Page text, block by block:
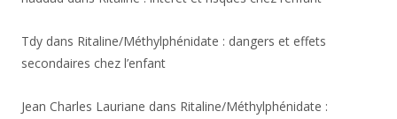
Tdy dans Ritaline/Méthylphénidate : dangers et effets
secondaires chez l’enfant
Jean Charles Lauriane dans Ritaline/Méthylphénidate :